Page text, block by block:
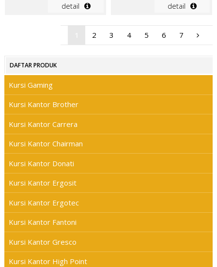
detail detail
2 3 4 5 6 7
DAFTAR PRODUK
Kursi Gaming
Kursi Kantor Brother
Kursi Kantor Carrera
Kursi Kantor Chairman
Kursi Kantor Donati
Kursi Kantor Ergosit
Kursi Kantor Ergotec
Kursi Kantor Fantoni
Kursi Kantor Gresco
Kursi Kantor High Point